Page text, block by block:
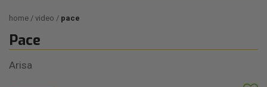
home video pace
Pace
Arisa